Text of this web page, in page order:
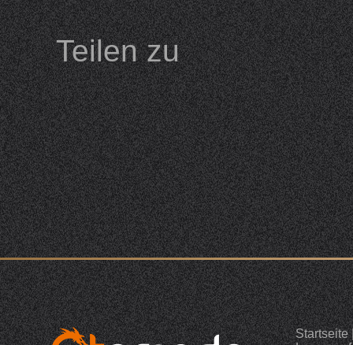
Teilen zu
Startseite